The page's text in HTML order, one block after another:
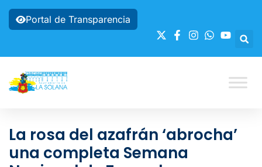
Portal de Transparencia
La rosa del azafrán ‘abrocha’
una completa Semana